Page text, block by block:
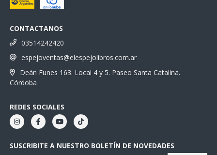
CONTACTANOS
03514242420
espejoventas@elespejolibros.com.ar
Deán Funes 163. Local 4 y 5. Paseo Santa Catalina.
Córdoba
REDES SOCIALES
SUSCRIBITE A NUESTRO BOLETÍN DE NOVEDADES